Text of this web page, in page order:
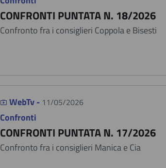
CONFRONTI PUNTATA N. 18/2026
Confronto fra i consiglieri Coppola e Bisesti
WebTv - 11/05/2026
Confronti
CONFRONTI PUNTATA N. 17/2026
Confronto fra i consiglieri Manica e Cia